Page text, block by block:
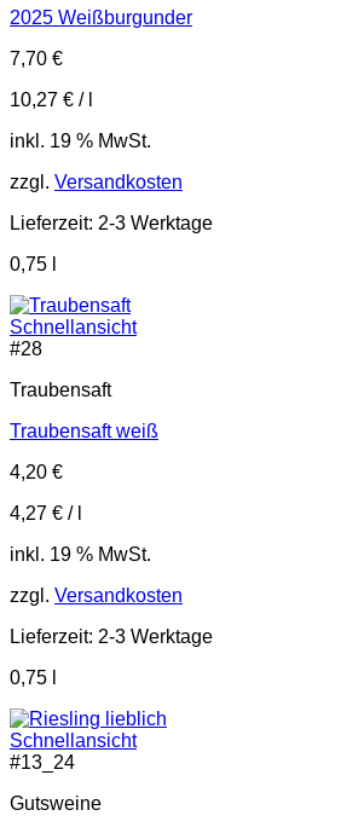
2025 Weißburgunder
7,70 €
10,27 € /
inkl. 19 % MwSt.
zzgl. Versandkosten
Lieferzeit: 2-3 Werktage
0,75
Schnellansicht
#28
Traubensaft
Traubensaft weiß
4,20 €
4,27 € /
inkl. 19 % MwSt.
zzgl. Versandkosten
Lieferzeit: 2-3 Werktage
0,75
Schnellansicht
#13_24
Gutsweine